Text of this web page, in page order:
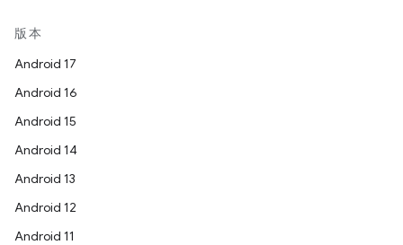
版本
Android 17
Android 16
Android 15
Android 14
Android 13
Android 12
Android 11